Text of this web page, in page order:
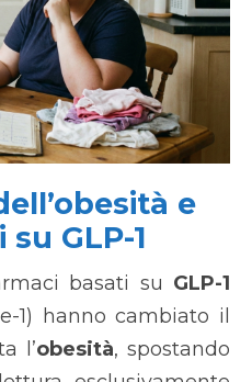
e
GLP-1
basati su GLP-1
1) hanno cambiato il
l’obesità, spostando